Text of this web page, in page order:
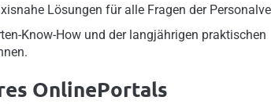
Lösungen für alle Fragen der
Know-How und der langjährigen praktischen
OnlinePortals